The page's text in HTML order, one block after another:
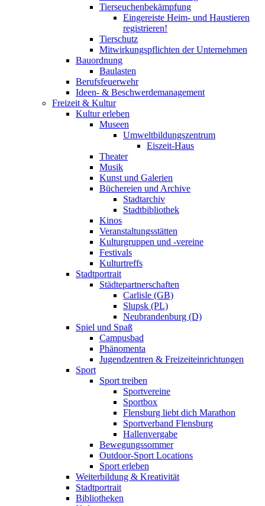
Tierseuchenbekämpfung
Eingereiste Heim- und Haustieren
registrieren!
Tierschutz
Mitwirkungspflichten der Unternehmen
Bauordnung
Baulasten
Berufsfeuerwehr
Ideen- & Beschwerdemanagement
Freizeit & Kultur
Kultur erleben
Museen
Umweltbildungszentrum
Eiszeit-Haus
Theater
Musik
Kunst und Galerien
Büchereien und Archive
Stadtarchiv
Stadtbibliothek
Kinos
Veranstaltungsstätten
Kulturgruppen und -vereine
Festivals
Kulturtreffs
Stadtportrait
Städtepartnerschaften
Carlisle (GB)
Slupsk (PL)
Neubrandenburg (D)
Spiel und Spaß
Campusbad
Phänomenta
Jugendzentren & Freizeiteinrichtungen
Sport
Sport treiben
Sportvereine
Sportbox
Flensburg liebt dich Marathon
Sportverband Flensburg
Hallenvergabe
Bewegungssommer
Outdoor-Sport Locations
Sport erleben
Weiterbildung & Kreativität
Stadtportrait
Bibliotheken